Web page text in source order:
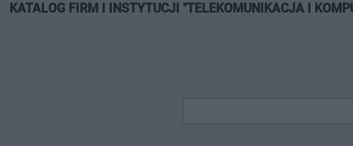
KATALOG FIRM I INSTYTUCJI "TELEKOMUNIKACJA I